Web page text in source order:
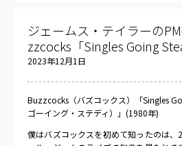
ジェームス・テイラーの
zzcocks「Singles Going
2023年12月1日
Buzzcocks（バズコックス）「Singles
ゴーイング・ステディ）」(1980年)
僕はバズコックスを初めて知ったのは